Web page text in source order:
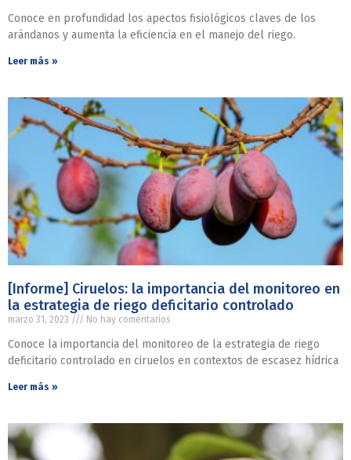
Conoce en profundidad los apectos fisiológicos claves de los
arándanos y aumenta la eficiencia en el manejo del riego.
Leer más »
[Informe] Ciruelos: la importancia del monitoreo en
la estrategia de riego deficitario controlado
marzo 31, 2023 No hay comentarios
Conoce la importancia del monitoreo de la estrategia de riego
deficitario controlado en ciruelos en contextos de escasez hídrica
Leer más »